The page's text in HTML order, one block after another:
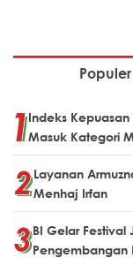
Populer
Indeks Kepuasan
Masuk Kategori
Layanan
Menhaj Irfan
BI Gelar
Pengembangan